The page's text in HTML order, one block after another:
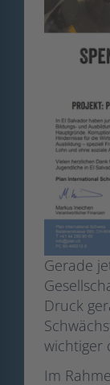
Gerade
Druck
wichtiger
Im